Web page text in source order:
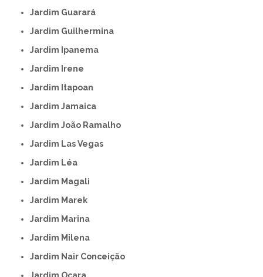
Jardim Guarará
Jardim Guilhermina
Jardim Ipanema
Jardim Irene
Jardim Itapoan
Jardim Jamaica
Jardim João Ramalho
Jardim Las Vegas
Jardim Léa
Jardim Magali
Jardim Marek
Jardim Marina
Jardim Milena
Jardim Nair Conceição